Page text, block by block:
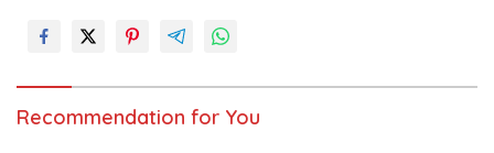
Recommendation for You